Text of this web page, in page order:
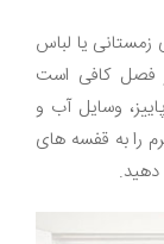
یا لباس
فصل کافی است
وسایل آب و
را به قفسه های
دهید.